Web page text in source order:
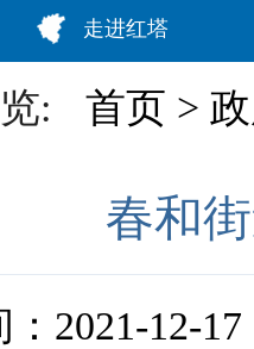
走进红塔
: 首页 >
春和
2021-12-17